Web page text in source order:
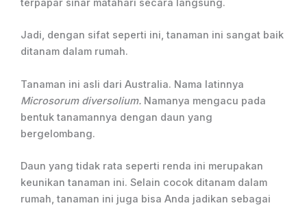
terpapar sinar matahari secara langsung.
Jadi, dengan sifat seperti ini, tanaman ini sangat baik
ditanam dalam rumah.
Tanaman ini asli dari Australia. Nama latinnya
Microsorum diversolium. Namanya mengacu pada
bentuk tanamannya dengan daun yang
bergelombang.
Daun yang tidak rata seperti renda ini merupakan
keunikan tanaman ini. Selain cocok ditanam dalam
rumah, tanaman ini juga bisa Anda jadikan sebagai